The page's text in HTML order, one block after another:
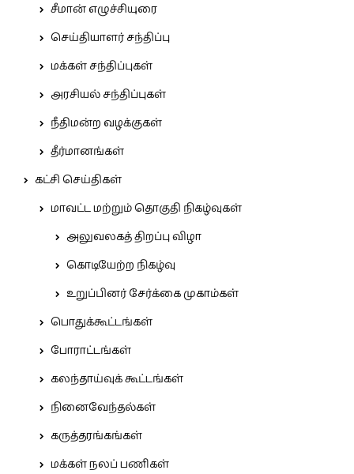
சீமான் எழுச்சியுரை
செய்தியாளர் சந்திப்பு
மக்கள் சந்திப்புகள்
அரசியல் சந்திப்புகள்
நீதிமன்ற வழக்குகள்
தீர்மானங்கள்
கட்சி செய்திகள்
மாவட்ட மற்றும் தொகுதி நிகழ்வுகள்
அலுவலகத் திறப்பு விழா
கொடியேற்ற நிகழ்வு
உறுப்பினர் சேர்க்கை முகாம்கள்
பொதுக்கூட்டங்கள்
போராட்டங்கள்
கலந்தாய்வுக் கூட்டங்கள்
நினைவேந்தல்கள்
கருத்தரங்கங்கள்
மக்கள் நலப் பணிகள்